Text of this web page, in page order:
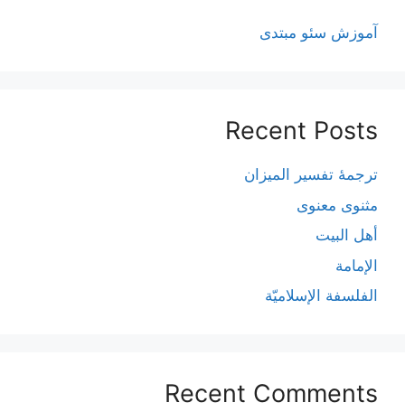
آموزش سئو مبتدی
Recent Posts
ترجمۀ تفسیر المیزان
مثنوی معنوی
أهل البيت
الإمامة
الفلسفة الإسلاميّة
Recent Comments